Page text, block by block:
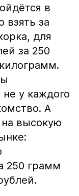
в
за
для
за 250
у каждого
А
высокую
250 грамм